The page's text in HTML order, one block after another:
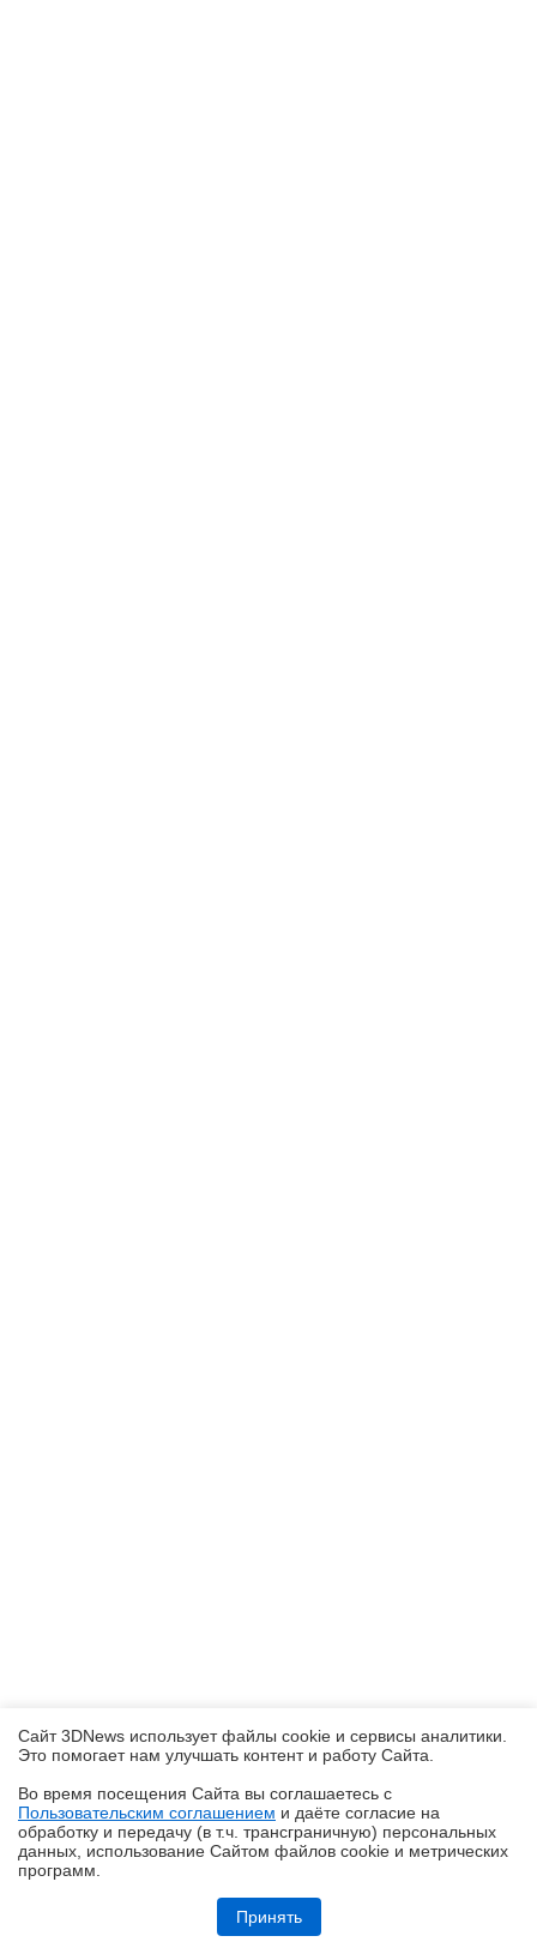
Обзор HONOR MagicPad 4: самый изящный планшет
Сайт 3DNews использует файлы cookie и сервисы аналитики.
Это помогает нам улучшать контент и работу Cайта.
Во время посещения Cайта вы соглашаетесь с
Пользовательским соглашением и даёте согласие на
обработку и передачу (в т.ч. трансграничную) персональных
данных, использование Cайтом файлов cookie и метрических
программ.
Принять